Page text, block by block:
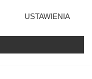
prywatności
strony
zgody
się takiemu
zastosowania tylko
USTAWIENIA